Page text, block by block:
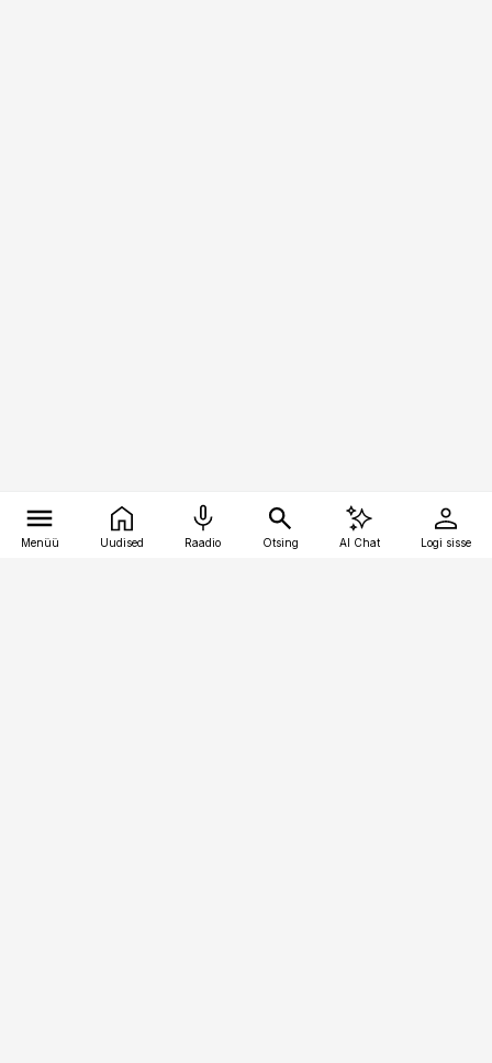
Menüü Uudised Raadio Otsing AI Chat Logi sisse